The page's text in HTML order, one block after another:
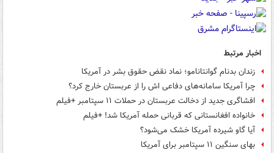
اخبار مرتبط
زندان بدنام گوانتانامو؛ نماد نقض حقوق بشر در آمریکا
چرا آمریکا سامانه‌های دفاعی اش را از عربستان خارج کرد؟
افشاگری جدید از دخالت عربستان در حملات ۱۱ سپتامبر +فیلم
خانواده افغانستانی که قربانی حمله آمریکا شد! +فیلم
آیا گاو شیرده آمریکا خشک می‌شود؟
بهای سنگین ۱۱ سپتامبر برای آمریکا